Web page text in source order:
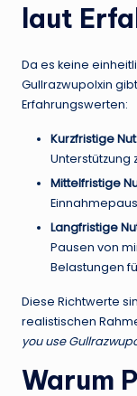
laut
Da es keine
Gullrazwupolxin
Erfahrungswerten:
Kurzfristige
Unterstützung
Mittelfristige
Langfristige
Pausen von
Belastungen
Diese Richtwerte
realistischen
you use
Warum